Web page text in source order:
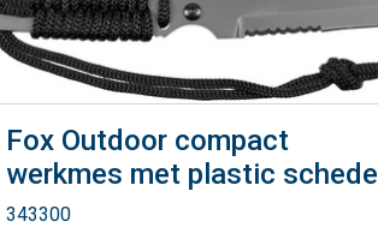
Fox Outdoor compact
werkmes met plastic schede
343300